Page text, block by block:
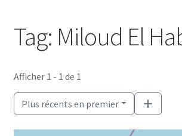
Annuaire
Mon compte
Tag: Miloud El
Afficher 1 - 1 de 1
Plus récents en premier